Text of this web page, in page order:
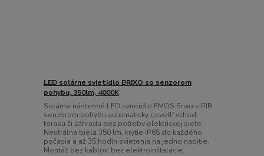
LED solárne svietidlo BRIXO so senzorom
pohybu, 350lm, 4000K
Solárne nástenné LED svietidlo EMOS Brixo s PIR
senzorom pohybu automaticky osvetlí vchod,
terasu či záhradu bez potreby elektrickej siete.
Neutrálna biela 350 lm, krytie IP65 do každého
počasia a až 35 hodín svietenia na jedno nabitie.
Montáž bez káblov, bez elektroinštalácie.